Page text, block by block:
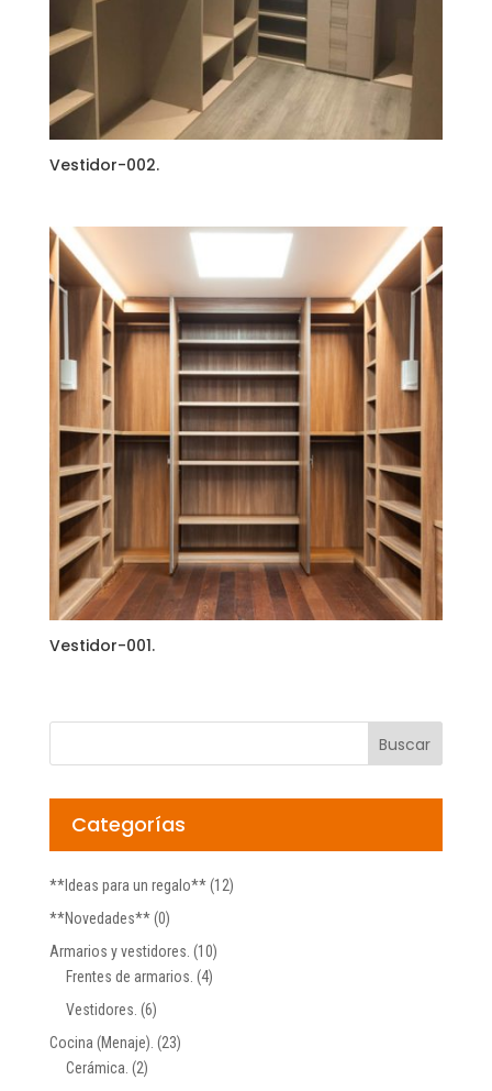
Vestidor-002.
Vestidor-001.
Categorías
**Ideas para un regalo** (12)
**Novedades** (0)
Armarios y vestidores. (10)
Frentes de armarios. (4)
Vestidores. (6)
Cocina (Menaje). (23)
Cerámica. (2)